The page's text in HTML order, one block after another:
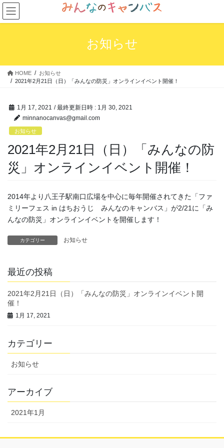
コ
ン
テ
ス
ナ
ビ
ゲ
ン
お知らせ
HOME
お知らせ
2021年2月21日（日）「みんなの防災」オンラインイベント開催！
1月 17, 2021 / 最終更新日時 : 1月 30, 2021
minnanocanvas@gmail.com
お知らせ
2021年2月21日（日）「みんなの防
災」オンラインイベント開催！
2014年より八王子駅南口広場を中心に毎年開催されてきた「ファ
ミリーフェス in はちおうじ みんなのキャンバス」が2/21に「み
んなの防災」オンラインイベントを開催します！
カテゴリー お知らせ
最近の投稿
2021年2月21日（日）「みんなの防災」オンラインイベント開
催！
1月 17, 2021
カテゴリー
お知らせ
アーカイブ
2021年1月